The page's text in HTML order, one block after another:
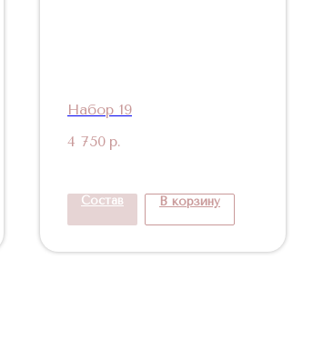
Набор 19
4 750 р.
Состав В корзину